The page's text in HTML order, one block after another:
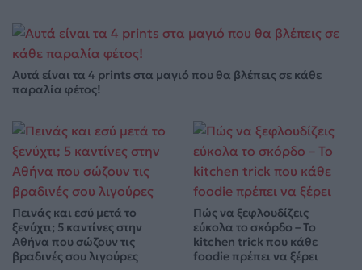
Αυτά είναι τα 4 prints στα μαγιό που θα βλέπεις σε κάθε
παραλία φέτος!
Πεινάς και εσύ μετά το
ξενύχτι; 5 καντίνες στην
Αθήνα που σώζουν τις
βραδινές σου λιγούρες
Πώς να ξεφλουδίζεις
εύκολα το σκόρδο – Το
kitchen trick που κάθε
foodie πρέπει να ξέρει